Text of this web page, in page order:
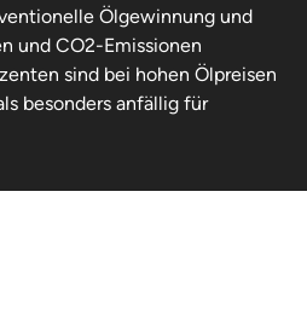
Ölgewinnung und
und CO2-Emissionen
sind bei hohen Ölpreisen
besonders anfällig für